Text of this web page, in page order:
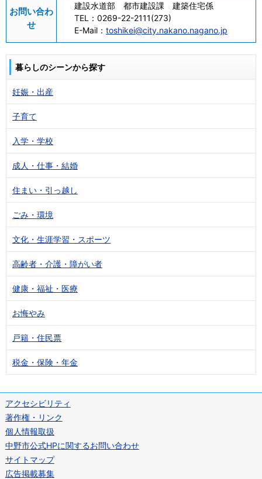
お問い合わ
せ
建設水道部 都市建設課 建築住宅係
TEL： 0269-22-2111(273)
E-Mail： toshikei@city.nakano.nagano.jp
暮らしのシーンから探す
妊娠・出産
子育て
入学・学校
成人・仕事・結婚
住まい・引っ越し
ごみ・環境
文化・生涯学習・スポーツ
高齢者・介護・障がい者
健康・福祉・医療
お悔やみ
戸籍・住民票
税金・保険・年金
アクセシビリティ
著作権・リンク
個人情報取扱
中野市公式HPに関するお問い合わせ
サイトマップ
広告掲載募集